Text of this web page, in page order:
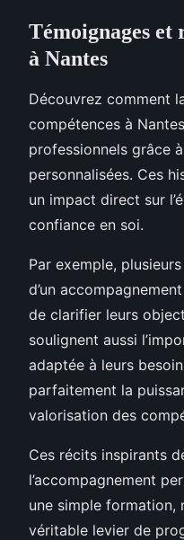
Témoignages et
à Nantes
Découvrez comment
compétences à
professionnels grâce
personnalisées. Ces
un impact direct sur
confiance en soi.
Par exemple,
d’un
de clarifier leurs
soulignent aussi
adaptée à leurs
parfaitement la
valorisation des
Ces récits inspirants
l’accompagnement
une simple formation,
véritable levier de